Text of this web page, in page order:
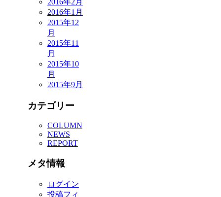
2016年1月
2015年12
月
2015年11
月
2015年10
月
2015年9月
カテゴリー
COLUMN
NEWS
REPORT
メタ情報
ログイン
投稿フィ